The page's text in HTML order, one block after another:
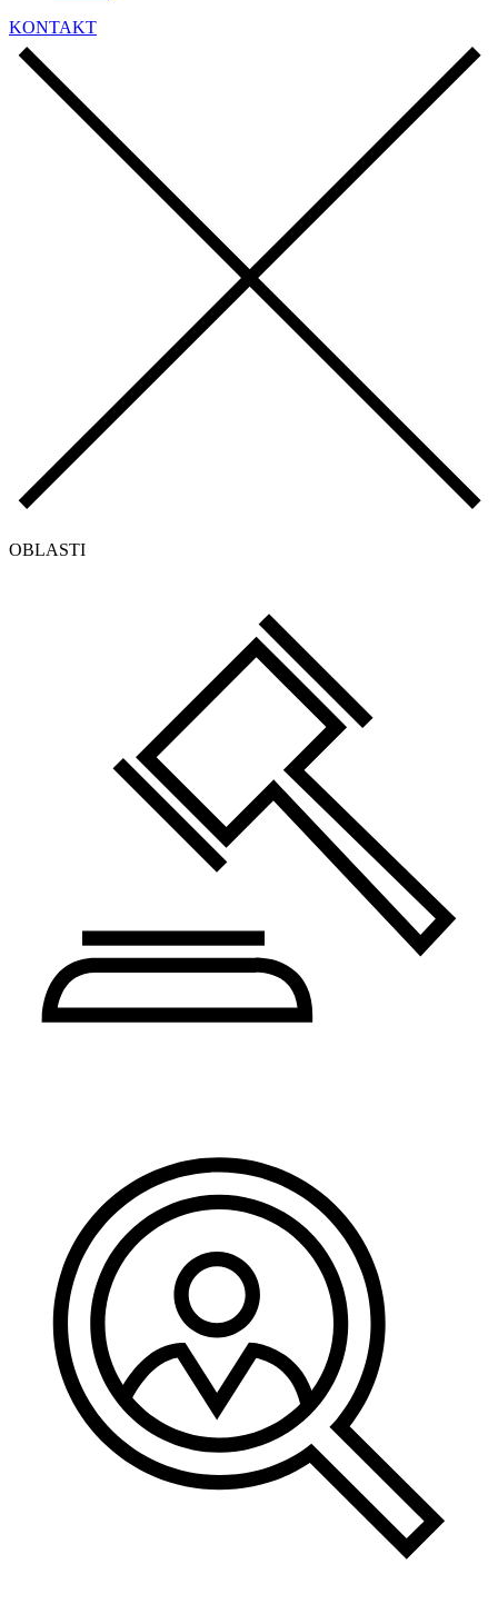
KONTAKT
OBLASTI